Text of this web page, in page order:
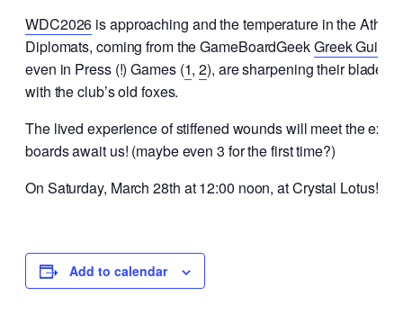
WDC2026 is approaching and the temperature in the
Diplomats, coming from the GameBoardGeekGreek Guild
even in Press (!) Games (1,2), are sharpening their blades
with the club’s old foxes.
The lived experience of stiffened wounds will meet the
boards await us! (maybe even 3 for the first time?)
On Saturday, March 28th at 12:00 noon, atCrystal Lotus!
Add to calendar